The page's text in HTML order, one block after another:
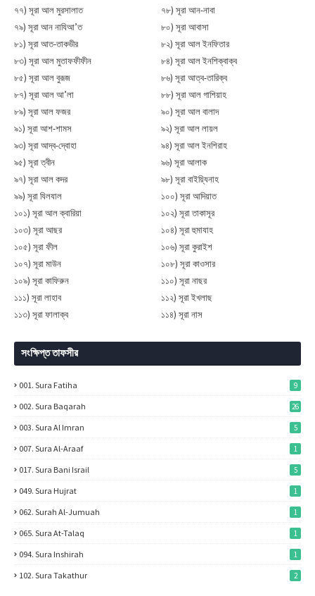
৭৭) সূরা আল মুরসালাত
৭৮) সূরা আন-নাবা
৭৯) সূরা আন নাযিআ’ত
৮০) সূরা আবাসা
৮১) সূরা আত-তাকভীর
৮২) সূরা আল ইনফিতার
৮৩) সূরা আল মুতাফফীফীন
৮৪) সূরা আল ইনশিক্বাক্ব
৮৫) সূরা আল বুরূজ
৮৬) সূরা আত্ব-তারিক্ব
৮৭) সূরা আল আ’লা
৮৮) সূরা আল গাশিয়াহ
৮৯) সূরা আল ফজর
৯০) সূরা আল বালাদ
৯১) সূরা আশ-শামস
৯২) সূরা আল লায়ল
৯৩) সূরা আদ্ব-দ্বোহা
৯৪) সূরা আল ইনশিরাহ
৯৫) সূরা ত্বীন
৯৬) সূরা আলাক
৯৭) সূরা আল কদর
৯৮) সূরা বাইয়্যিনাহ
৯৯) সূরা যিলযাল
১০০) সূরা আদিয়াত
১০১) সূরা আল ক্বারিয়া
১০২) সূরা তাকাসূর
১০৩) সূরা আছর
১০৪) সূরা হুমাযাহ
১০৫) সূরা ফীল
১০৬) সূরা কুরাইশ
১০৭) সূরা মাউন
১০৮) সূরা কাওসার
১০৯) সূরা কাফিরুন
১১০) সূরা নাছর
১১১) সূরা লাহাব
১১২) সূরা ইখলাছ
১১৩) সূরা ফালাক্ব
১১৪) সূরা নাস
সংক্ষিপ্ত তাফসীর
001. Sura Fatiha 9
002. Sura Baqarah 26
003. Sura Al Imran 5
007. Sura Al-Araaf 1
017. Sura Bani Israil 5
049. Sura Hujrat 1
062. Surah Al-Jumuah 1
065. Sura At-Talaq 1
094. Sura Inshirah 1
102. Sura Takathur 2